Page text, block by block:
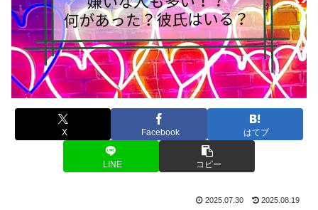
X Facebook はてブ
LINE コピー
2025.07.30 2025.08.19